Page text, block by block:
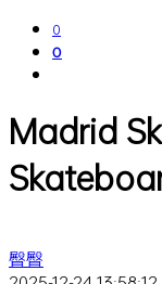
0
0
Madrid
臀臀